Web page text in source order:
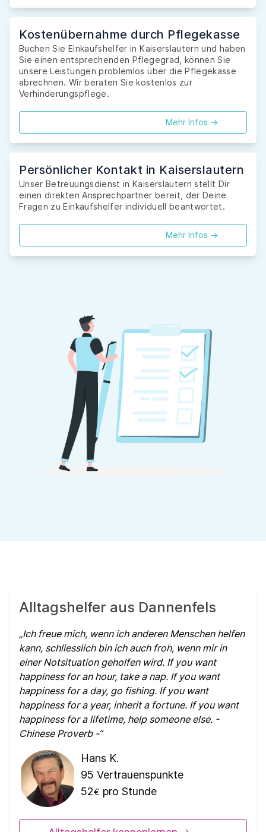
Kostenübernahme durch Pflegekasse
Buchen Sie Einkaufshelfer in Kaiserslautern und haben
Sie einen entsprechenden Pflegegrad, können Sie
unsere Leistungen problemlos über die Pflegekasse
abrechnen. Wir beraten Sie kostenlos zur
Verhinderungspflege.
Mehr Infos ->
Persönlicher Kontakt in Kaiserslautern
Unser Betreuungsdienst in Kaiserslautern stellt Dir
einen direkten Ansprechpartner bereit, der Deine
Fragen zu Einkaufshelfer individuell beantwortet.
Mehr Infos ->
Alltagshelfer aus Dannenfels
Ich freue mich, wenn ich anderen Menschen helfen
kann, schliesslich bin ich auch froh, wenn mir in
einer Notsituation geholfen wird. If you want
happiness for an hour, take a nap. If you want
happiness for a day, go fishing. If you want
happiness for a year, inherit a fortune. If you want
happiness for a lifetime, help someone else. -
Chinese Proverb -
Hans K.
95 Vertrauenspunkte
52€ pro Stunde